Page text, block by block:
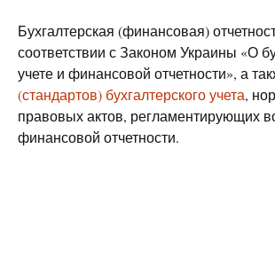
Бухгалтерская (финансовая)
соответствии с Законом Украины «О
учете и финансовой отчетности», а
(стандартов) бухгалтерского учета,
правовых актов, регламентирующих
финансовой отчетности.